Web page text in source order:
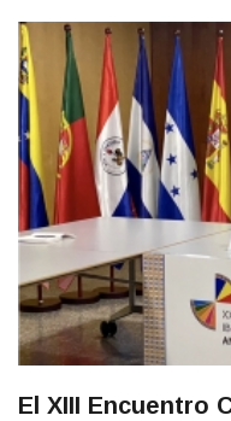
El XIII Encuentro